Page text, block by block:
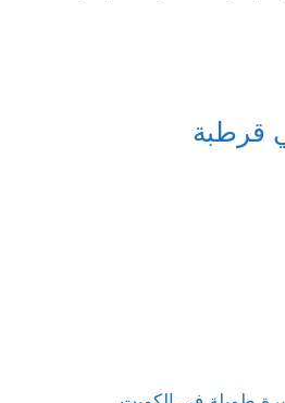
قرطبة